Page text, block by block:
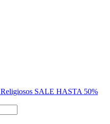
Religiosos SALE HASTA 50%